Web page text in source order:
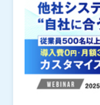
セミナー中はもち
できます！
・従業員規模・業
功事例を集めた大
ド資料 の2つをプ
タイトル：勤怠